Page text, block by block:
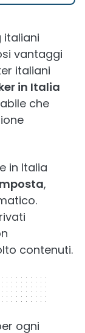
italiani
vantaggi
italiani
in Italia
che
in Italia
,
contenuti.
ogni